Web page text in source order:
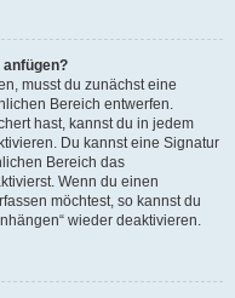
musst du zunächst eine
Bereich entwerfen.
hast, kannst du in jedem
Du kannst eine Signatur
Bereich das
Wenn du einen
möchtest, so kannst du
wieder deaktivieren.